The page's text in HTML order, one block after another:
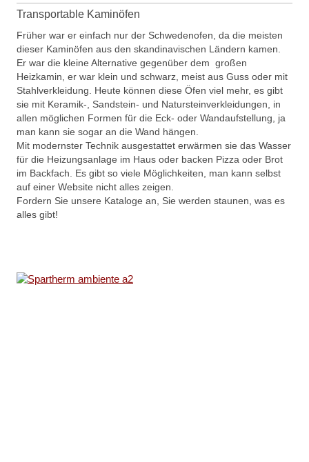
Transportable Kaminöfen
Früher war er einfach nur der Schwedenofen, da die meisten
dieser Kaminöfen aus den skandinavischen Ländern kamen.
Er war die kleine Alternative gegenüber dem großen
Heizkamin, er war klein und schwarz, meist aus Guss oder mit
Stahlverkleidung. Heute können diese Öfen viel mehr, es gibt
sie mit Keramik-, Sandstein- und Natursteinverkleidungen, in
allen möglichen Formen für die Eck- oder Wandaufstellung, ja
man kann sie sogar an die Wand hängen.
Mit modernster Technik ausgestattet erwärmen sie das Wasser
für die Heizungsanlage im Haus oder backen Pizza oder Brot
im Backfach. Es gibt so viele Möglichkeiten, man kann selbst
auf einer Website nicht alles zeigen.
Fordern Sie unsere Kataloge an, Sie werden staunen, was es
alles gibt!